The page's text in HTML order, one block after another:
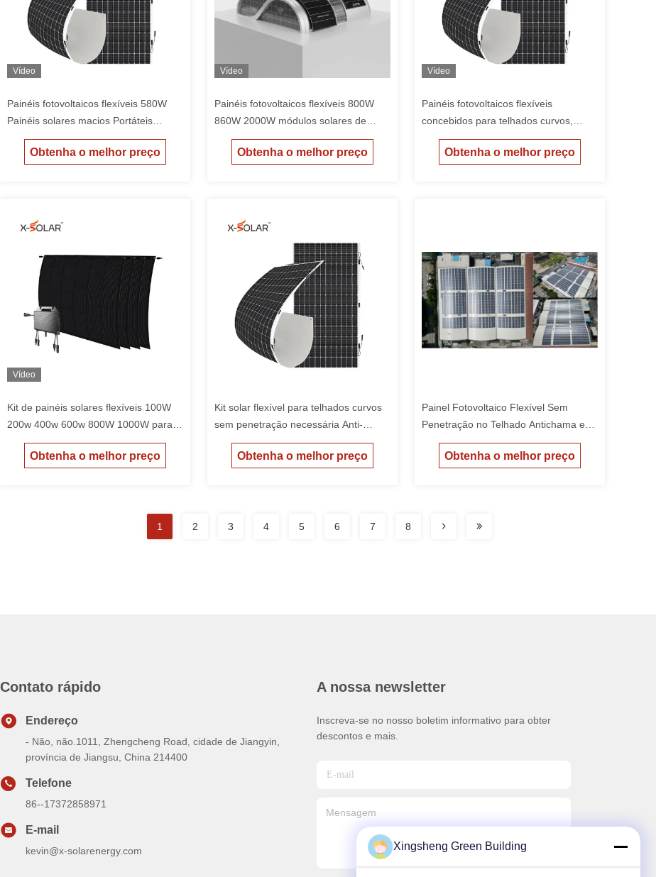
Vídeo
Painéis fotovoltaicos flexíveis 580W
Painéis solares macios Portáteis
Modulos fotovoltaicos leves e duráveis
Adequados para usos de materiais de
Obtenha o melhor preço
Vídeo
Painéis fotovoltaicos flexíveis 800W
860W 2000W módulos solares de
edifícios BIPV com coeficiente de
temperatura e design leve
Obtenha o melhor preço
Vídeo
Painéis fotovoltaicos flexíveis
concebidos para telhados curvos,
túneis e postos de gasolina sem
penetração no telhado e com
Obtenha o melhor preço
Vídeo
Kit de painéis solares flexíveis 100W
200w 400w 600w 800W 1000W para
RV/Boat/Home System
Obtenha o melhor preço
Kit solar flexível para telhados curvos
sem penetração necessária Anti-
incêndio e anti-refluxo 560W Potência
máximaObtenha o melhor preço
Painel Fotovoltaico Flexível Sem
Penetração no Telhado Antichama e
Antirreflexo para Telhados Curvos,
Túneis e Postos de Gasolina
Obtenha o melhor preço
1 2 3 4 5 6 7 8
Contato rápido
Endereço
- Não, não.1011, Zhengcheng Road, cidade de Jiangyin,
província de Jiangsu, China 214400
Telefone
86--17372858971
E-mail
kevin@x-solarenergy.com
A nossa newsletter
Inscreva-se no nosso boletim informativo para obter
descontos e mais.
Xingsheng Green Building